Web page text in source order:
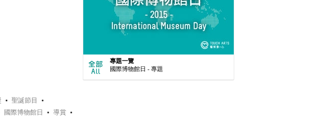
專題一覽
國際博物館日 - 專題
聖誕節目
國際博物館日
導賞